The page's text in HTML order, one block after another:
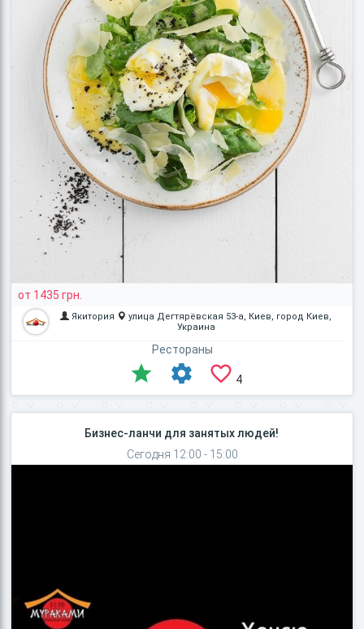
от 1435 грн.
Якитория
улица Дегтярёвская 53-а, Киев, город Киев,
Украина
Рестораны
4
Бизнес-ланчи для занятых людей!
Сегодня 12:00 - 15:00